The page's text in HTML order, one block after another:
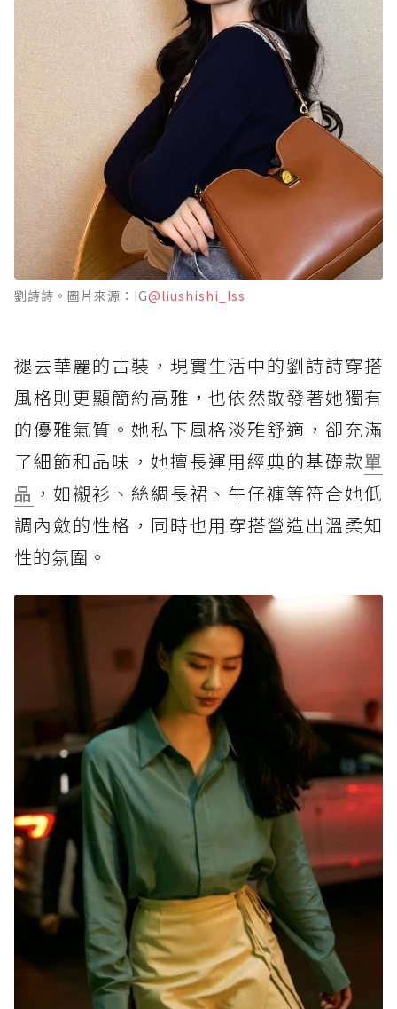
劉詩詩。圖片來源：IG@liushishi_lss
褪去華麗的古裝，現實生活中的劉詩詩穿搭
風格則更顯簡約高雅，也依然散發著她獨有
的優雅氣質。她私下風格淡雅舒適，卻充滿
了細節和品味，她擅長運用經典的基礎款單
品 ，如襯衫、絲綢長裙、牛仔褲等符合她低
調內斂的性格，同時也用穿搭營造出溫柔知
性的氛圍。